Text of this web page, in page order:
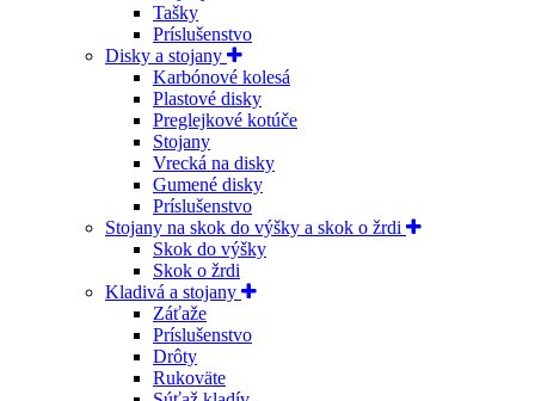
Tašky
Príslušenstvo
Disky a stojany
Karbónové kolesá
Plastové disky
Preglejkové kotúče
Stojany
Vrecká na disky
Gumené disky
Príslušenstvo
Stojany na skok do výšky a skok o žrdi
Skok do výšky
Skok o žrdi
Kladivá a stojany
Záťaže
Príslušenstvo
Drôty
Rukoväte